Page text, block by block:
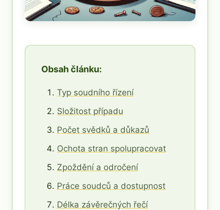
Obsah článku:
Typ soudního řízení
Složitost případu
Počet svědků a důkazů
Ochota stran spolupracovat
Zpoždění a odročení
Práce soudců a dostupnost
Délka závěrečných řečí